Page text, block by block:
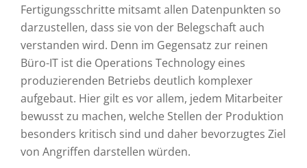
Fertigungsschritte mitsamt allen Datenpunkten so
darzustellen, dass sie von der Belegschaft auch
verstanden wird. Denn im Gegensatz zur reinen
Büro-IT ist die Operations Technology eines
produzierenden Betriebs deutlich komplexer
aufgebaut. Hier gilt es vor allem, jedem Mitarbeiter
bewusst zu machen, welche Stellen der Produktion
besonders kritisch sind und daher bevorzugtes Ziel
von Angriffen darstellen würden.